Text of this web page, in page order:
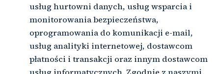
usług hurtowni danych, usług wsparcia i
monitorowania bezpieczeństwa,
oprogramowania do komunikacji e-mail,
usług analityki internetowej, dostawcom
płatności i transakcji oraz innym dostawcom